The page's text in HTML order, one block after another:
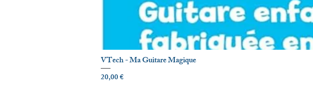
VTech - Ma Guitare Magique
Prix
20,00 €